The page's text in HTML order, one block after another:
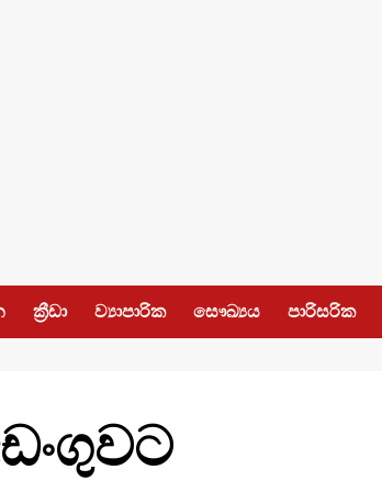
ක්‍රීඩා ව්‍යාපාරික සෞඛ්‍යය පාරිසරික